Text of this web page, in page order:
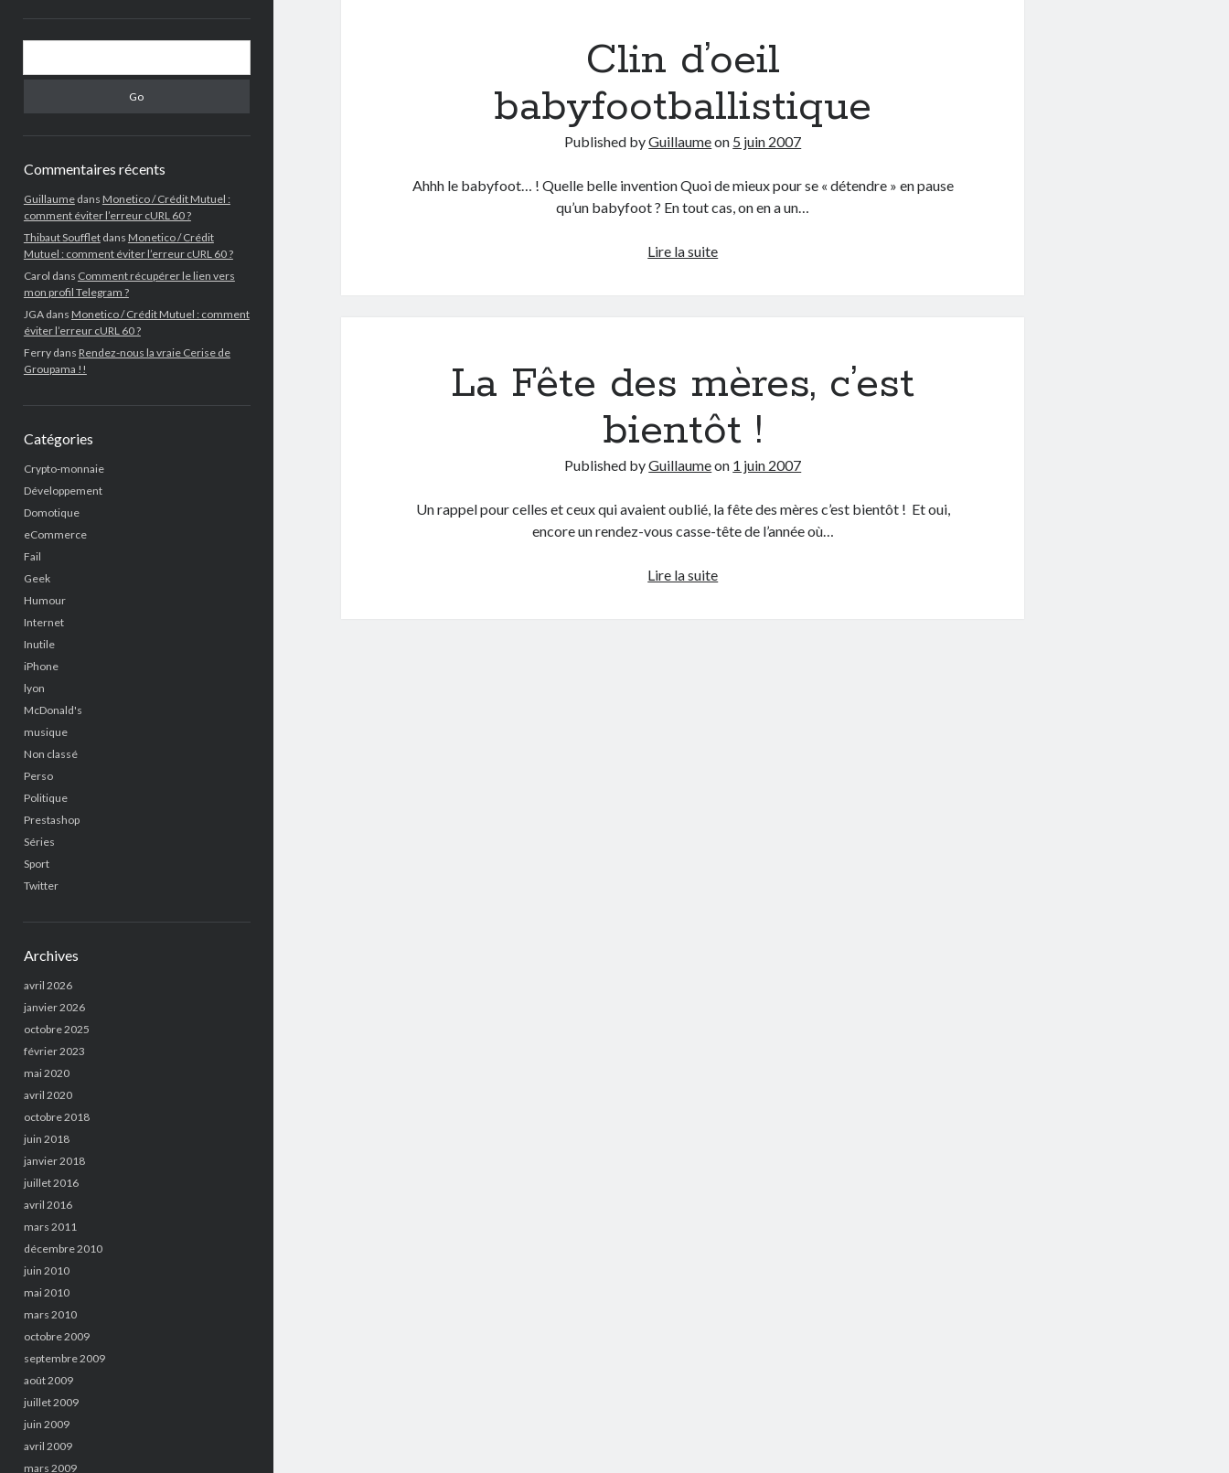
Commentaires récents
Guillaumedans Monetico / Crédit Mutuel :
comment éviter l’erreur cURL 60 ?
Thibaut Souffletdans Monetico / Crédit
Mutuel : comment éviter l’erreur cURL 60 ?
Carol dans Comment récupérer le lien vers
mon profil Telegram ?
JGAdans Monetico / Crédit Mutuel : comment
éviter l’erreur cURL 60 ?
Ferrydans Rendez-nous la vraie Cerise de
Groupama !!
Catégories
Crypto-monnaie
Développement
Domotique
eCommerce
Fail
Geek
Humour
Internet
Inutile
iPhone
lyon
McDonald's
musique
Non classé
Perso
Politique
Prestashop
Séries
Sport
Twitter
Archives
avril 2026
janvier 2026
octobre 2025
février 2023
mai 2020
avril 2020
octobre 2018
juin 2018
janvier 2018
juillet 2016
avril 2016
mars 2011
décembre 2010
juin 2010
mai 2010
mars 2010
octobre 2009
septembre 2009
août 2009
juillet 2009
juin 2009
avril 2009
mars 2009
web
Clin d’oeil
babyfootballistique
Published byGuillaumeon 5 juin 2007
Ahhh le babyfoot… ! Quelle belle invention Quoi de mieux pour se « détendre » en pause
qu’un babyfoot ? En tout cas, on en a un…
Lire la suiteClin
La Fête des mères, c’est
bientôt !
Published byGuillaumeon 1 juin 2007
Un rappel pour celles et ceux qui avaient oublié, la fête des mères c’est bientôt ! Et oui,
encore un rendez-vous casse-tête de l’année où…
Lire la suiteLa